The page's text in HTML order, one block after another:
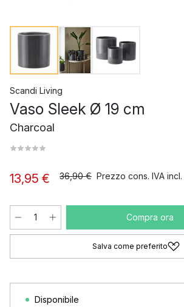
Scandi Living
Vaso Sleek Ø 19 cm
Charcoal
13,95 € 36,90 € Prezzo cons. IVA incl.
Compra ora
Salva come preferito
Disponibile